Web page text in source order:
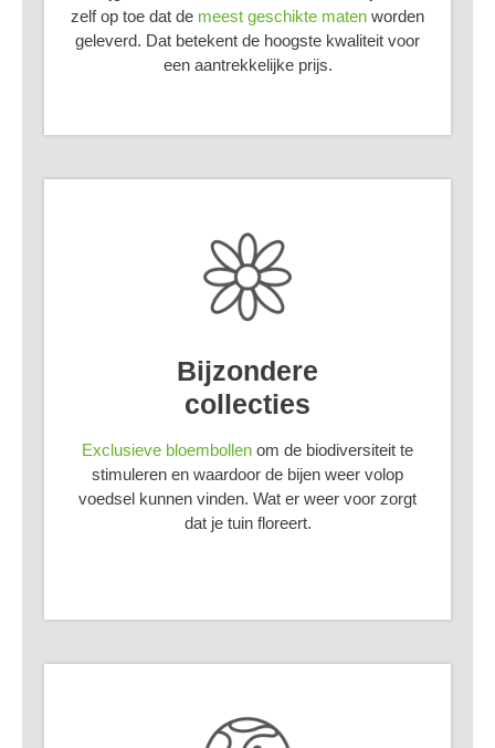
zelf op toe dat de meest geschikte maten worden
geleverd. Dat betekent de hoogste kwaliteit voor
een aantrekkelijke prijs.
Bijzondere
collecties
Exclusieve bloembollen om de biodiversiteit te
stimuleren en waardoor de bijen weer volop
voedsel kunnen vinden. Wat er weer voor zorgt
dat je tuin floreert.